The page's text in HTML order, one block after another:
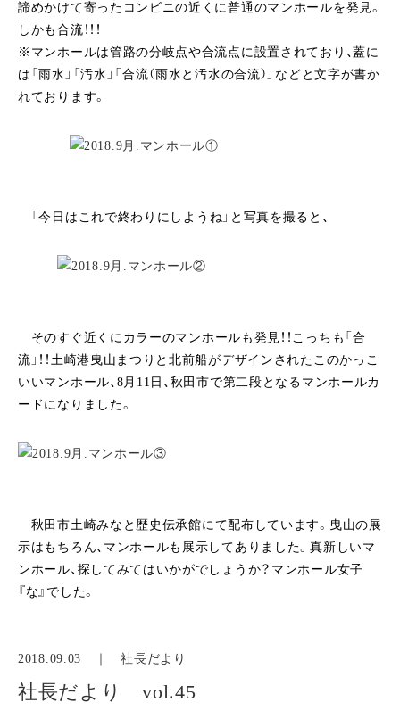
諦めかけて寄ったコンビニの近くに普通のマンホールを発見。
しかも合流！！！
※マンホールは管路の分岐点や合流点に設置されており、蓋に
は「雨水」「汚水」「合流（雨水と汚水の合流）」などと文字が書か
れております。
「今日はこれで終わりにしようね」と写真を撮ると、
そのすぐ近くにカラーのマンホールも発見！！こっちも「合
流」！！土崎港曳山まつりと北前船がデザインされたこのかっこ
いいマンホール、8月11日、秋田市で第二段となるマンホールカ
ードになりました。
秋田市土崎みなと歴史伝承館にて配布しています。曳山の展
示はもちろん、マンホールも展示してありました。真新しいマ
ンホール、探してみてはいかがでしょうか？マンホール女子
『な』でした。
2018.09.03 ｜社長だより
社長だより vol.45